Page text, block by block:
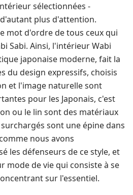
sélectionnées -
plus d'attention.
mot d'ordre de tous ceux qui
Sabi. Ainsi, l'intérieur Wabi
japonaise moderne, fait la
du design expressifs, choisis
et l'image naturelle sont
pour les Japonais, c'est
ou le lin sont des matériaux
sont une épine dans
nous avons
les défenseurs de ce style, et
mode de vie qui consiste à se
sur l'essentiel.